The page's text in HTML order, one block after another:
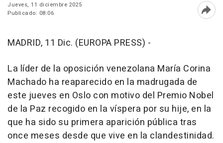
Jueves, 11 diciembre 2025
Publicado: 08:06
MADRID, 11 Dic. (EUROPA PRESS) -
La líder de la oposición venezolana María Corina
Machado ha reaparecido en la madrugada de
este jueves en Oslo con motivo del Premio Nobel
de la Paz recogido en la víspera por su hije, en la
que ha sido su primera aparición pública tras
once meses desde que vive en la clandestinidad.